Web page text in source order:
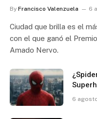
By Francisco Valenzuela 6
Ciudad que brilla es el
con el que ganó el
Amado Nervo.
6